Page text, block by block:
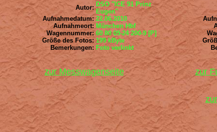
Autor:DSO "ICE 91 Prinz
Eugen"
Aufnahmedatum:22.06.2010
Aufnahmeort: München Hbf
Wagennummer: 60 80 09-24 200-9 [P]
Größe des Fotos: 199 kByte
Bemerkungen: Foto verlinkt
zur Messwagenseite zur